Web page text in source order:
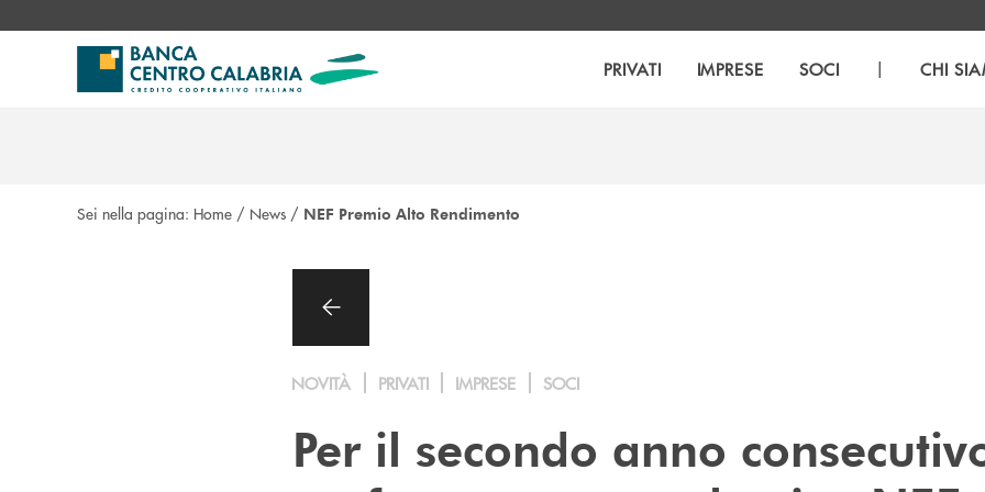
PRIVATI IMPRESE SOCI | CHI
Sei nella pagina: Home / News / NEF Premio Alto Rendimento
NOVITÀ PRIVATI IMPRESE SOCI
Per il secondo anno